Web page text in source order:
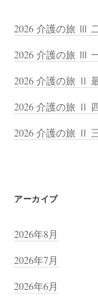
2026 介護の旅 Ⅲ
2026 介護の旅 Ⅲ
2026 介護の旅 Ⅱ
2026 介護の旅 Ⅱ
2026 介護の旅 Ⅱ
アーカイブ
2026年8月
2026年7月
2026年6月